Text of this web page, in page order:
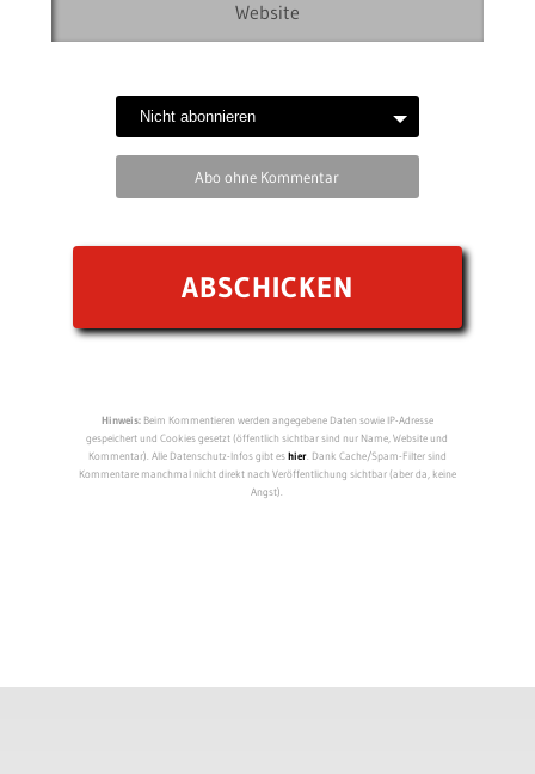
Abo ohne Kommentar
Hinweis:Beim Kommentieren werden angegebene Daten sowie IP-Adresse
gespeichert und Cookies gesetzt (öffentlich sichtbar sind nur Name, Website und
Kommentar). Alle Datenschutz-Infos gibt eshier. Dank Cache/Spam-Filter sind
Kommentare manchmal nicht direkt nach Veröffentlichung sichtbar (aber da, keine
Angst).